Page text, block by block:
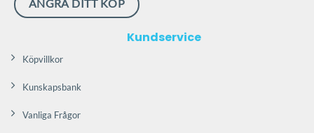
ÅNGRA DITT KÖP
Kundservice
Köpvillkor
Kunskapsbank
Vanliga Frågor